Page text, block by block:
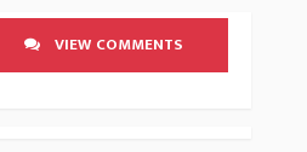
VIEW COMMENTS